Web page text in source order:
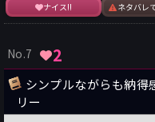
ナイス!! ネタバレ
No.7 2
シンプルながらも納得
リー